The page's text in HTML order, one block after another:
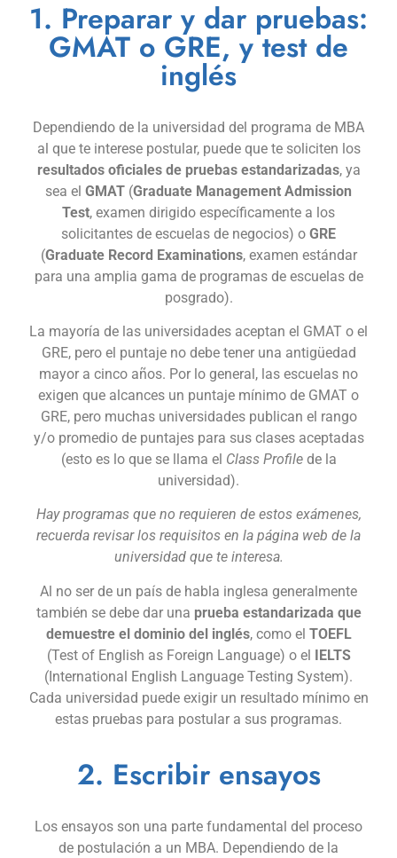
1. Preparar y dar pruebas:
GMAT o GRE, y test de
inglés
Dependiendo de la universidad del programa de MBA
al que te interese postular, puede que te soliciten los
resultados oficiales de pruebas estandarizadas, ya
sea el GMAT (Graduate Management Admission
Test, examen dirigido específicamente a los
solicitantes de escuelas de negocios) o GRE
(Graduate Record Examinations, examen estándar
para una amplia gama de programas de escuelas de
posgrado).
La mayoría de las universidades aceptan el GMAT o el
GRE, pero el puntaje no debe tener una antigüedad
mayor a cinco años. Por lo general, las escuelas no
exigen que alcances un puntaje mínimo de GMAT o
GRE, pero muchas universidades publican el rango
y/o promedio de puntajes para sus clases aceptadas
(esto es lo que se llama el Class Profilede la
universidad).
Hay programas que no requieren de estos exámenes,
recuerda revisar los requisitos en la página web de la
universidad que te interesa.
Al no ser de un país de habla inglesa generalmente
también se debe dar una prueba estandarizada que
demuestre el dominio del inglés, como el TOEFL
(Test of English as Foreign Language) o el IELTS
(International English Language Testing System).
Cada universidad puede exigir un resultado mínimo en
estas pruebas para postular a sus programas.
2. Escribir ensayos
Los ensayos son una parte fundamental del proceso
de postulación a un MBA. Dependiendo de la